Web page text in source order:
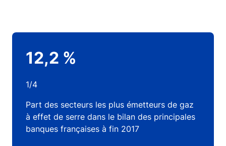
12,2 %
1/4
Part des secteurs les plus émetteurs de gaz
à effet de serre dans le bilan des principales
banques françaises à fin 2017